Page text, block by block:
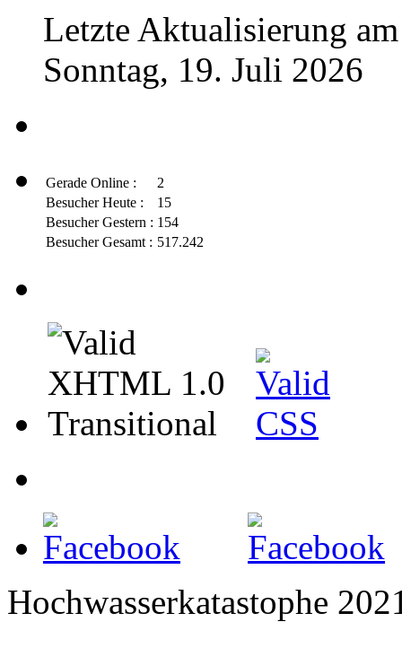
Letzte Aktualisierung am
Sonntag, 19. Juli 2026
Gerade Online :
2
Besucher Heute :
15
Besucher Gestern : 154
Besucher Gesamt : 517.242
Hochwasserkatastophe